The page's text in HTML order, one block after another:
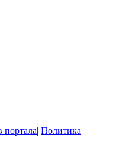
портала| Политика